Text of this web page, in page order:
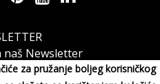
za pružanje boljeg korisničkog
naš Newsletter